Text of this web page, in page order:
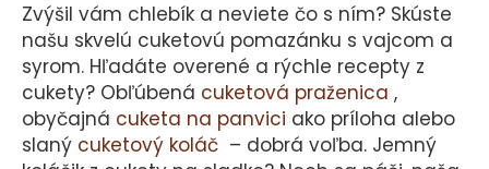
Zvýšil vám chlebík a neviete čo s ním? Skúste
našu skvelú cuketovú pomazánku s vajcom a
syrom. Hľadáte overené a rýchle recepty z
cukety? Obľúbená cuketová praženica ,
obyčajná cuketa na panvici ako príloha alebo
slaný cuketový koláč – dobrá voľba. Jemný